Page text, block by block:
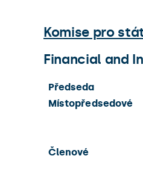
Komise pro
Financial and
Předseda
Místopředsedové
Členové